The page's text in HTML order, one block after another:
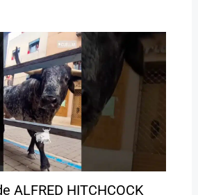
ALFRED HITCHCOCK